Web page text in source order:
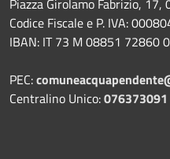
Piazza Girolamo Fabrizio,
Codice Fiscale e P. IVA:
IBAN: IT 73 M 08851 72860
PEC:
Centralino Unico:076373091